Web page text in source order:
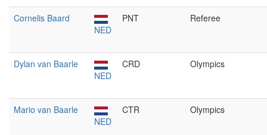
Cornelis Baard
NED
PNT Referee
Dylan van Baarle
NED
CRD Olympics
Mario van Baarle
NED
CTR Olympics